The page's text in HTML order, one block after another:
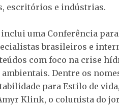
escritórios e indústrias.
uma Conferência
brasileiros e
com foco na crise
Dentre os
para Estilo de
Klink, o colunista do